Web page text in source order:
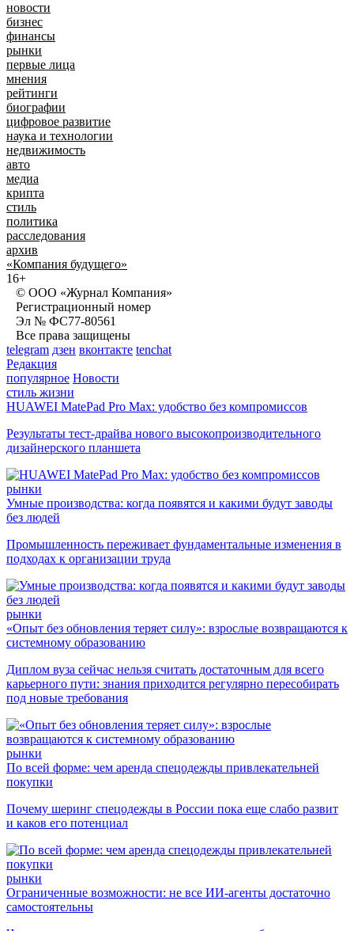
новости
бизнес
финансы
рынки
первые лица
мнения
рейтинги
биографии
цифровое развитие
наука и технологии
недвижимость
авто
медиа
крипта
стиль
политика
расследования
архив
«Компания будущего»
16+
© ООО «Журнал Компания»
Регистрационный номер
Эл № ФС77-80561
Все права защищены
telegram дзен вконтакте tenchat
Редакция
популярное Новости
стиль жизни
HUAWEI MatePad Pro Max: удобство без компромиссов
Результаты тест-драйва нового высокопроизводительного
дизайнерского планшета
рынки
Умные производства: когда появятся и какими будут заводы
без людей
Промышленность переживает фундаментальные изменения в
подходах к организации труда
рынки
«Опыт без обновления теряет силу»: взрослые возвращаются к
системному образованию
Диплом вуза сейчас нельзя считать достаточным для всего
карьерного пути: знания приходится регулярно пересобирать
под новые требования
рынки
По всей форме: чем аренда спецодежды привлекательней
покупки
Почему шеринг спецодежды в России пока еще слабо развит
и каков его потенциал
рынки
Ограниченные возможности: не все ИИ-агенты достаточно
самостоятельны